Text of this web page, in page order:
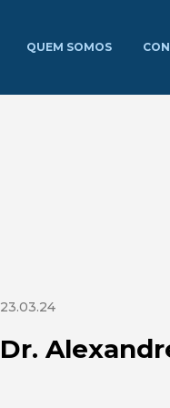
QUEM SOMOS
23.03.24
Dr.